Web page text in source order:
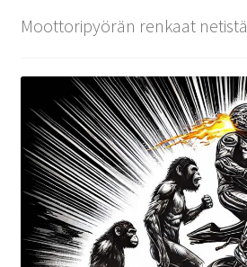
Moottoripyörän renkaat netistä